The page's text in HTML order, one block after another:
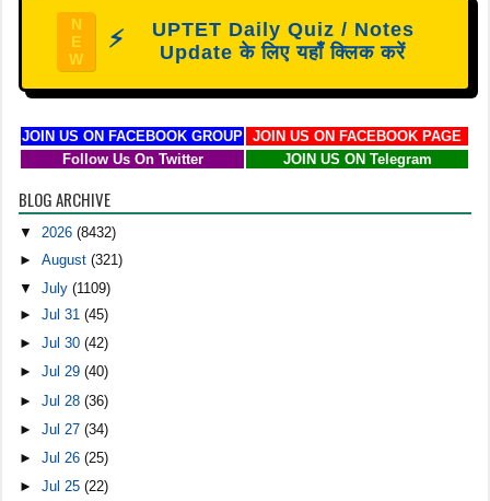
N
E
W
⚡
UPTET Daily Quiz / Notes
Update के लिए यहाँ क्लिक करें
JOIN US ON FACEBOOK GROUP
JOIN US ON FACEBOOK PAGE
Follow Us On Twitter
JOIN US ON Telegram
BLOG ARCHIVE
▼2026(8432)
►August(321)
▼July(1109)
►Jul 31(45)
►Jul 30(42)
►Jul 29(40)
►Jul 28(36)
►Jul 27(34)
►Jul 26(25)
►Jul 25(22)